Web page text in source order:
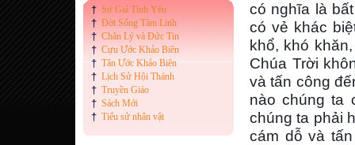
† Sứ Giả Tình Yêu
† Đời Sống Tâm Linh
† Chân Lý và Đức Tin
† Cựu Ước Khảo Biên
† Tân Ước Khảo Biên
† Lịch Sử Hội Thánh
† Truyền Giáo
† Sách Mới
† Tiểu sử nhân vật
có nghĩa là
có vẻ khác
khổ, khó
Chúa Trời
và tấn công
nào chúng ta
chúng ta phải
cám dỗ và